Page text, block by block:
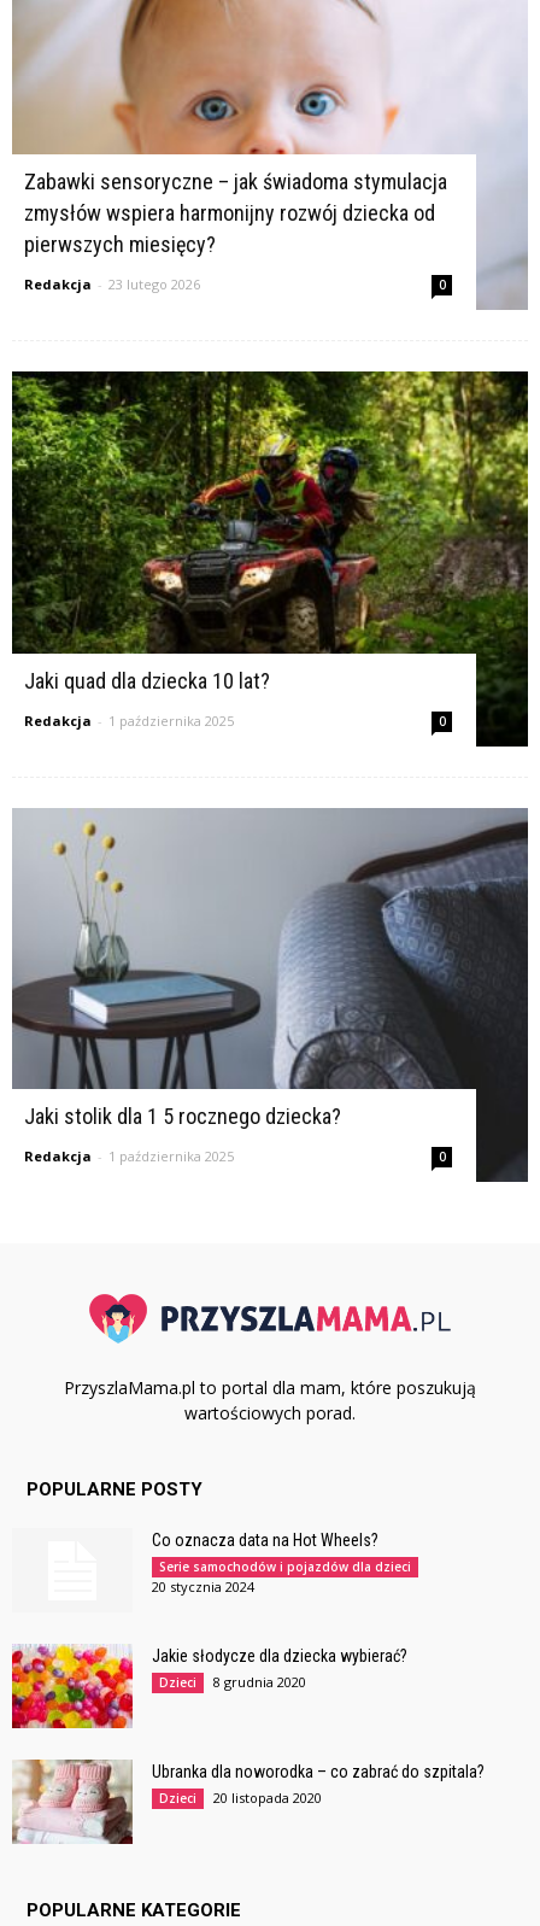
Zabawki sensoryczne – jak świadoma stymulacja
zmysłów wspiera harmonijny rozwój dziecka od
pierwszych miesięcy?
Redakcja - 23 lutego 2026 0
Jaki quad dla dziecka 10 lat?
Redakcja - 1 października 2025 0
Jaki stolik dla 1 5 rocznego dziecka?
Redakcja - 1 października 2025 0
PrzyszlaMama.pl to portal dla mam, które poszukują
wartościowych porad.
POPULARNE POSTY
Co oznacza data na Hot Wheels?
Serie samochodów i pojazdów dla dzieci
20 stycznia 2024
Jakie słodycze dla dziecka wybierać?
Dzieci 8 grudnia 2020
Ubranka dla noworodka – co zabrać do szpitala?
Dzieci 20 listopada 2020
POPULARNE KATEGORIE